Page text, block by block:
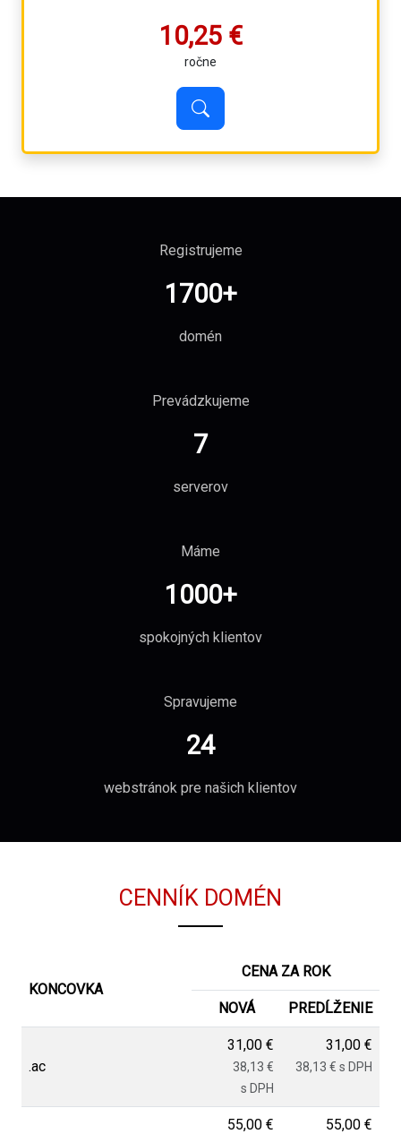
10,25 €
ročne
Registrujeme
1700+
domén
Prevádzkujeme
7
serverov
Máme
1000+
spokojných klientov
Spravujeme
24
webstránok pre našich klientov
CENNÍK DOMÉN
KONCOVKA
CENA ZA ROK
NOVÁ PREDĹŽENIE
.ac
31,00 €
38,13 €
s DPH
31,00 €
38,13 € s DPH
55,00 € 55,00 €